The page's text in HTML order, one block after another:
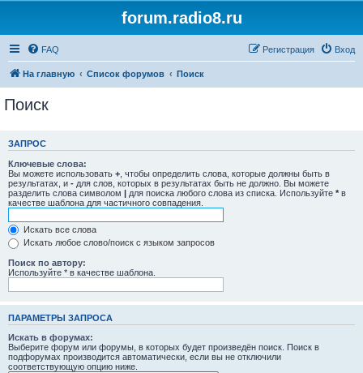
forum.radio8.ru
FAQ Вход
Регистрация
На главную Список форумов Поиск
Поиск
ЗАПРОС
Ключевые слова:
Вы можете использовать + , чтобы определить слова, которые должны быть в
результатах, и - для слов, которых в результатах быть не должно. Вы можете
разделить слова символом | для поиска любого слова из списка. Используйте * в
качестве шаблона для частичного совпадения.
Искать все слова
Искать любое слово/поиск с языком запросов
Поиск по автору:
Используйте * в качестве шаблона.
ПАРАМЕТРЫ ЗАПРОСА
Искать в форумах:
Выберите форум или форумы, в которых будет произведён поиск. Поиск в
подфорумах производится автоматически, если вы не отключили
соответствующую опцию ниже.